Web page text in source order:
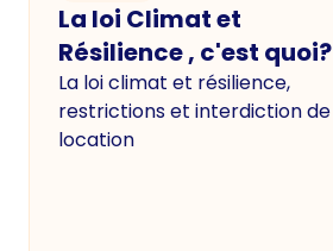
La loi Climat et
Résilience , c'est quoi?
La loi climat et résilience,
restrictions et interdiction de
location